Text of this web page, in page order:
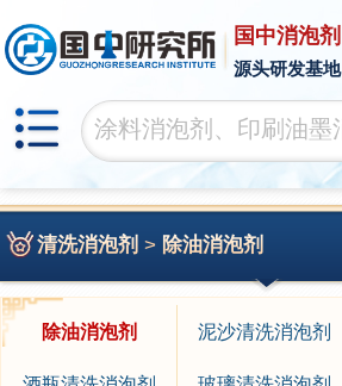
国中消泡剂
源头研发基地
清洗消泡剂 > 除油消泡剂
除油消泡剂 泥沙清洗消泡剂